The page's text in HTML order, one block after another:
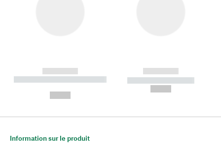
------------
----------- ----------- --------
------------
----------- -----------
Information sur le produit